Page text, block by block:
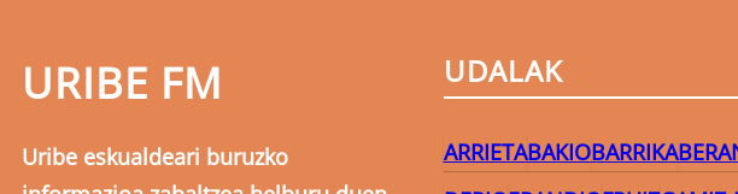
URIBE FM
Uribe eskualdeari buruzko
UDALAK
ARRIETABAKIOBARRIKA